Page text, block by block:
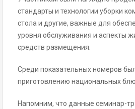
стандарты и технологии уборки
стола и другие, важные для
уровня обслуживания и аспекты
средств размещения.
Среди показательных номеров
приготовлению национальных
Напомним, что данные семинар-